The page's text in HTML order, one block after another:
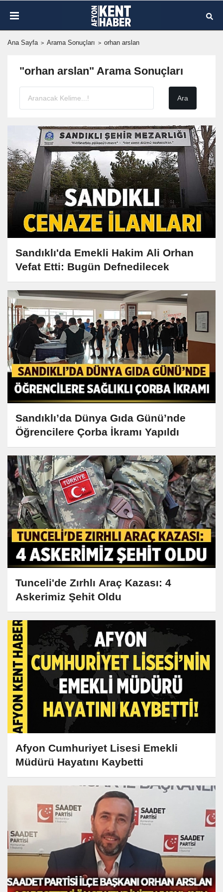
Ana Sayfa Arama Sonuçları orhan arslan
"orhan arslan" Arama Sonuçları
Sandıklı'da Emekli Hakim Ali Orhan
Vefat Etti: Bugün Defnedilecek
Sandıklı’da Dünya Gıda Günü’nde
Öğrencilere Çorba İkramı Yapıldı
Tunceli'de Zırhlı Araç Kazası: 4
Askerimiz Şehit Oldu
Afyon Cumhuriyet Lisesi Emekli
Müdürü Hayatını Kaybetti